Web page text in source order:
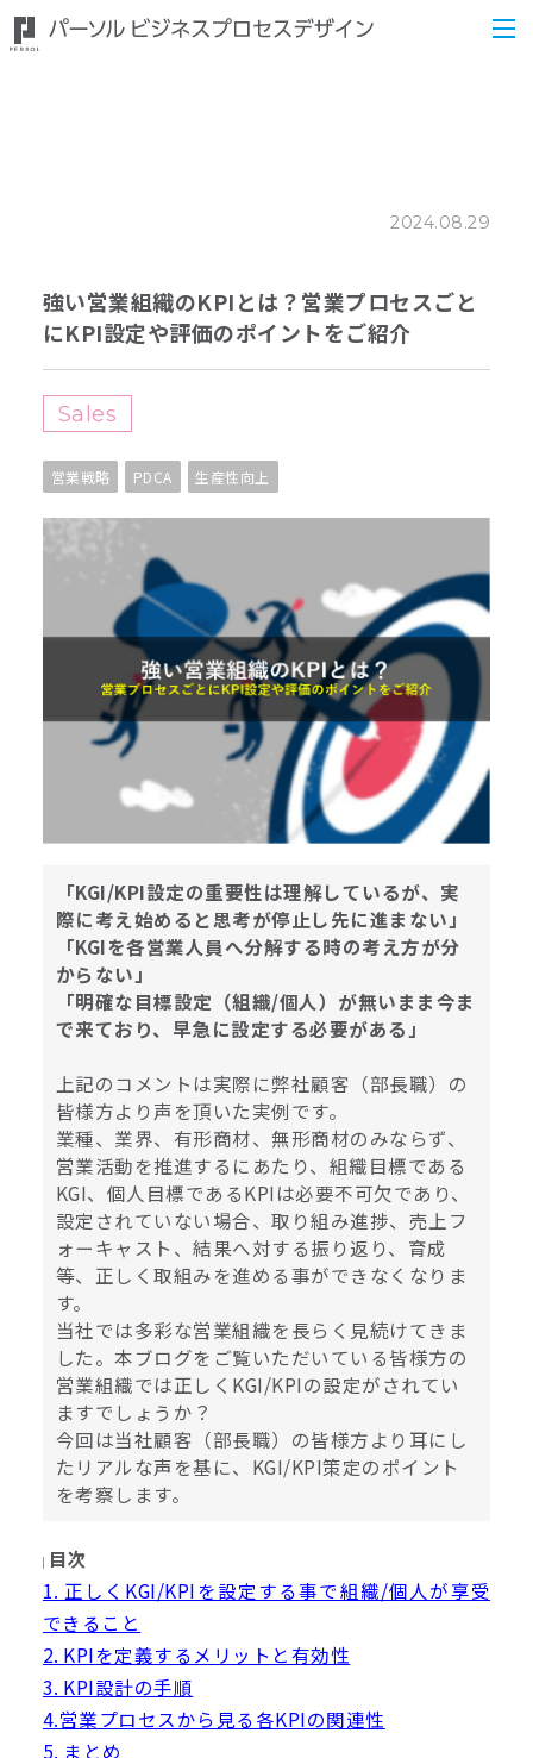
2024.08.29
強い営業組織のKPIとは？営業プロセスごと
にKPI設定や評価のポイントをご紹介
Sales
営業戦略 PDCA 生産性向上
「KGI/KPI設定の重要性は理解しているが、実
際に考え始めると思考が停止し先に進まない」
「KGIを各営業人員へ分解する時の考え方が分
からない」
「明確な目標設定（組織/個人）が無いまま今ま
で来ており、早急に設定する必要がある」
上記のコメントは実際に弊社顧客（部長職）の
皆様方より声を頂いた実例です。
業種、業界、有形商材、無形商材のみならず、
営業活動を推進するにあたり、組織目標である
KGI、個人目標であるKPIは必要不可欠であり、
設定されていない場合、取り組み進捗、売上フ
ォーキャスト、結果へ対する振り返り、育成
等、正しく取組みを進める事ができなくなりま
す。
当社では多彩な営業組織を長らく見続けてきま
した。本ブログをご覧いただいている皆様方の
営業組織では正しくKGI/KPIの設定がされてい
ますでしょうか？
今回は当社顧客（部長職）の皆様方より耳にし
たリアルな声を基に、KGI/KPI策定のポイント
を考察します。
目次
1. 正しくKGI/KPIを設定する事で組織/個人が享受
できること
2. KPIを定義するメリットと有効性
3. KPI設計の手順
4.営業プロセスから見る各KPIの関連性
5. まとめ